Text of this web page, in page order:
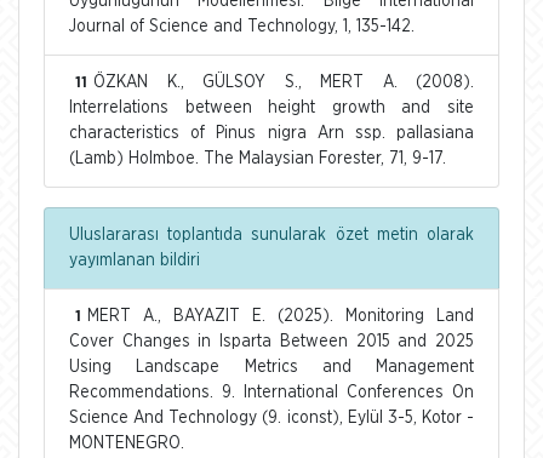
Journal of Science and Technology, 1, 135-142.
11
ÖZKAN K., GÜLSOY S., MERT A. (2008).
Interrelations between height growth and site
characteristics of Pinus nigra Arn ssp. pallasiana
(Lamb) Holmboe. The Malaysian Forester, 71, 9-17.
Uluslararası toplantıda sunularak özet metin olarak
yayımlanan bildiri
1
MERT A., BAYAZIT E. (2025). Monitoring Land
Cover Changes in Isparta Between 2015 and 2025
Using Landscape Metrics and Management
Recommendations. 9. International Conferences On
Science And Technology (9. iconst), Eylül 3-5, Kotor -
MONTENEGRO.